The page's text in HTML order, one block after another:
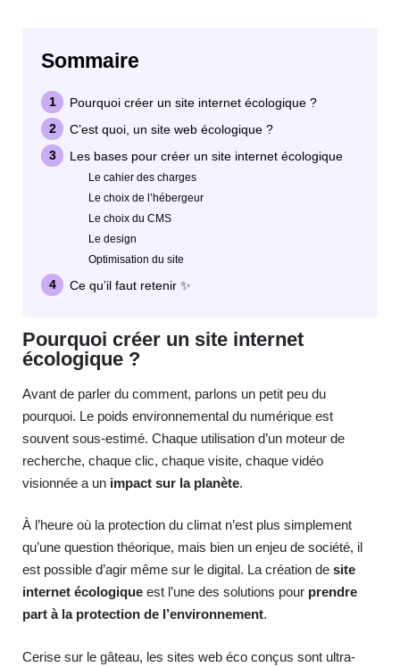
Sommaire
Pourquoi créer un site internet écologique ?
C’est quoi, un site web écologique ? ​
Les bases pour créer un site internet écologique
Le cahier des charges
Le choix de l’hébergeur
Le choix du CMS
Le design
Optimisation du site
Ce qu’il faut retenir ✨
Pourquoi créer un site internet
écologique ?
Avant de parler du comment, parlons un petit peu du
pourquoi. Le poids environnemental du numérique est
souvent sous-estimé. Chaque utilisation d’un moteur de
recherche, chaque clic, chaque visite, chaque vidéo
visionnée a un impact sur la planète.
À l’heure où la protection du climat n’est plus simplement
qu’une question théorique, mais bien un enjeu de société, il
est possible d’agir même sur le digital. La création de site
internet écologique est l’une des solutions pour prendre
part à la protection de l’environnement.
Cerise sur le gâteau, les sites web éco conçus sont ultra-